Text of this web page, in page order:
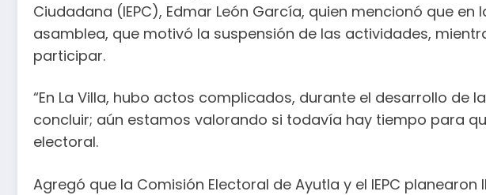
Ciudadana (IEPC), Edmar León García, quien mencionó que
asamblea, que motivó la suspensión de las actividades,
participar.
“En La Villa, hubo actos complicados, durante el desarrollo
concluir; aún estamos valorando si todavía hay tiempo para
electoral.
Agregó que la Comisión Electoral de Ayutla y el IEPC